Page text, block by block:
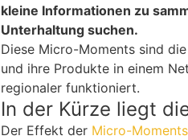
kleine Informationen zu
Unterhaltung suchen.
Diese Micro-Moments sind
und ihre Produkte in einem
regionaler funktioniert.
In der Kürze liegt
Der Effekt der Micro-Moments